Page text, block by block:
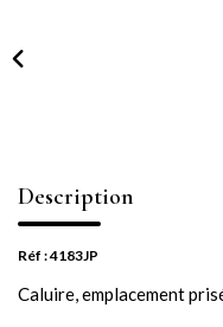
Description
Réf : 4183JP
Caluire, emplacement